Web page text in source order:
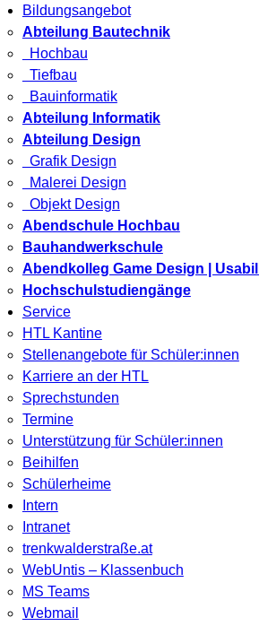
Bildungsangebot
Abteilung Bautechnik
Hochbau
Tiefbau
Bauinformatik
Abteilung Informatik
Abteilung Design
Grafik Design
Malerei Design
Objekt Design
Abendschule Hochbau
Bauhandwerkschule
Abendkolleg Game Design |
Hochschulstudiengänge
Service
HTL Kantine
Stellenangebote für Schüler:innen
Karriere an der HTL
Sprechstunden
Termine
Unterstützung für Schüler:innen
Beihilfen
Schülerheime
Intern
Intranet
trenkwalderstraße.at
WebUntis – Klassenbuch
MS Teams
Webmail